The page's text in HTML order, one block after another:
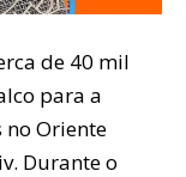
de 40 mil
para a
Oriente
Durante o